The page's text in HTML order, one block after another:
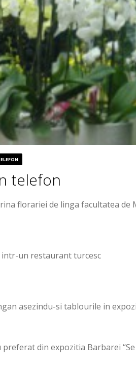
telefon
florariei de linga facultatea de
un restaurant turcesc
asezindu-si tablourile in
din expozitia Barbarei